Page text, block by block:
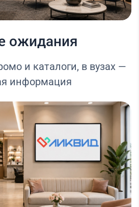
ожидания
и каталоги, в вузах —
информация